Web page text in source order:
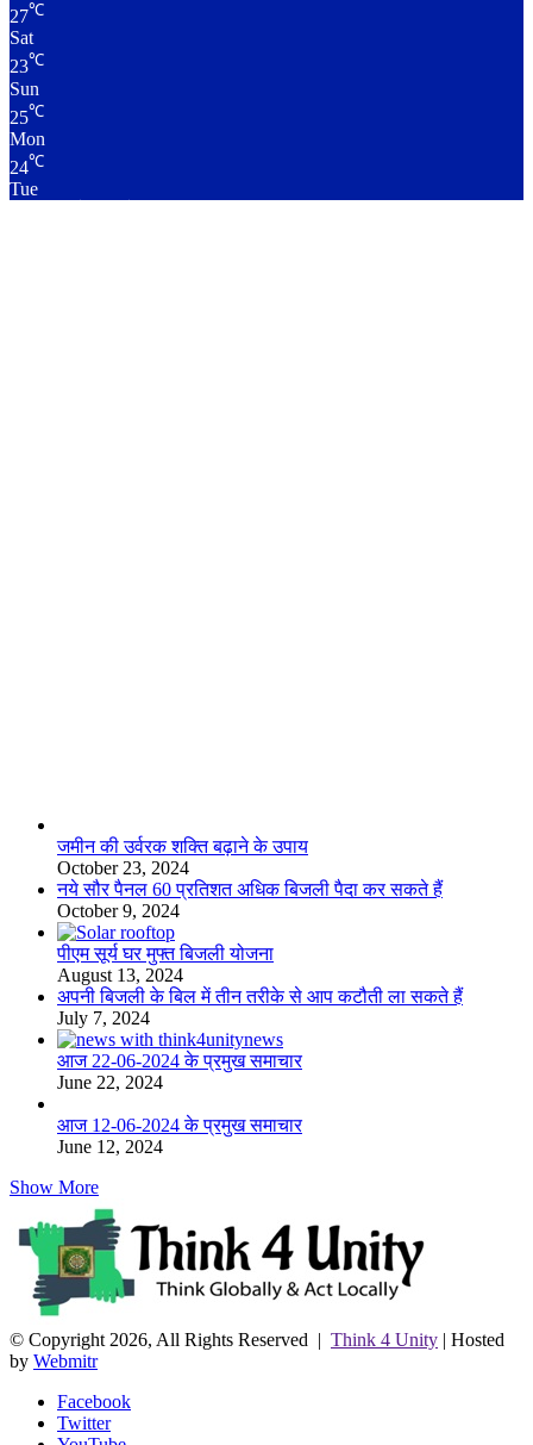
27℃
Sat
23℃
Sun
25℃
Mon
24℃
Tue
जमीन की उर्वरक शक्ति बढ़ाने के उपाय
October 23, 2024
नये सौर पैनल 60 प्रतिशत अधिक बिजली पैदा कर सकते हैं
October 9, 2024
पीएम सूर्य घर मुफ्त बिजली योजना
August 13, 2024
अपनी बिजली के बिल में तीन तरीके से आप कटौती ला सकते हैं
July 7, 2024
आज 22-06-2024 के प्रमुख समाचार
June 22, 2024
आज 12-06-2024 के प्रमुख समाचार
June 12, 2024
Show More
© Copyright 2026, All Rights Reserved | Think 4 Unity | Hosted
by Webmitr
Facebook
Twitter